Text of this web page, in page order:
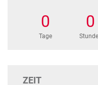
0
Tage
0
ZEIT